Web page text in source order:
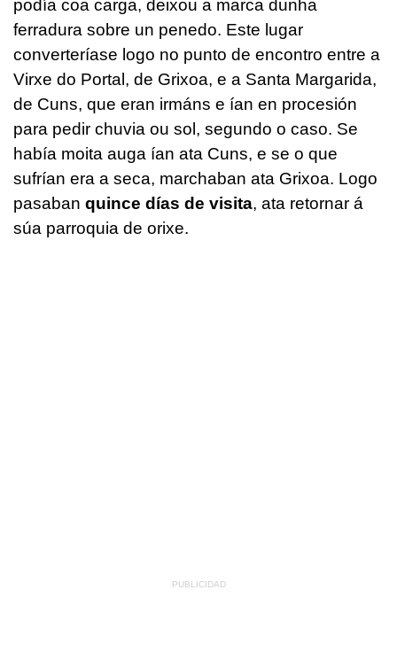
podía coa carga, deixou a marca dunha
ferradura sobre un penedo. Este lugar
converteríase logo no punto de encontro entre a
Virxe do Portal, de Grixoa, e a Santa Margarida,
de Cuns, que eran irmáns e ían en procesión
para pedir chuvia ou sol, segundo o caso. Se
había moita auga ían ata Cuns, e se o que
sufrían era a seca, marchaban ata Grixoa. Logo
pasaban quince días de visita, ata retornar á
súa parroquia de orixe.